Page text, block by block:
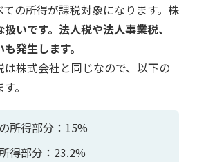
の所得が課税対象になります。 株
いです。法人税や法人事業税、
発生します。
株式会社と同じなので、以下の
。
所得部分：15%
得部分：23.2%